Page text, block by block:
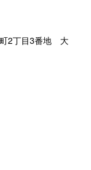
2丁目3番地 大